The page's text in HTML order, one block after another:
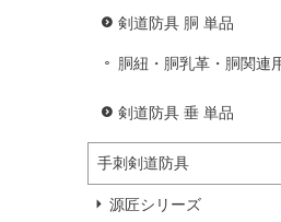
剣道防具 胴 単品
胴紐・胴乳革・胴関連
剣道防具 垂 単品
手刺剣道防具
源匠シリーズ